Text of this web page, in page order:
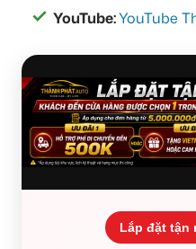
YouTube:YouTube
Lắp đặt tận